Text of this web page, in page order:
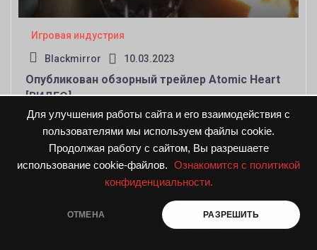
Для улучшения работы сайта и его взаимодействия с
пользователями мы используем файлы cookie.
Продолжая работу с сайтом, Вы разрешаете
использование cookie-файлов.
Ознакомится с политикой
конфиденциальности.
ОТМЕНА РАЗРЕШИТЬ
Игровая индустрия
Blackmirror 10.03.2023
Опубликован обзорный трейлер Atomic Heart
[ВИДЕО]
© DPNnews.ru. Все права защищены
Предложения и пожелания направляйте по адресу
info@dpnnews.ru